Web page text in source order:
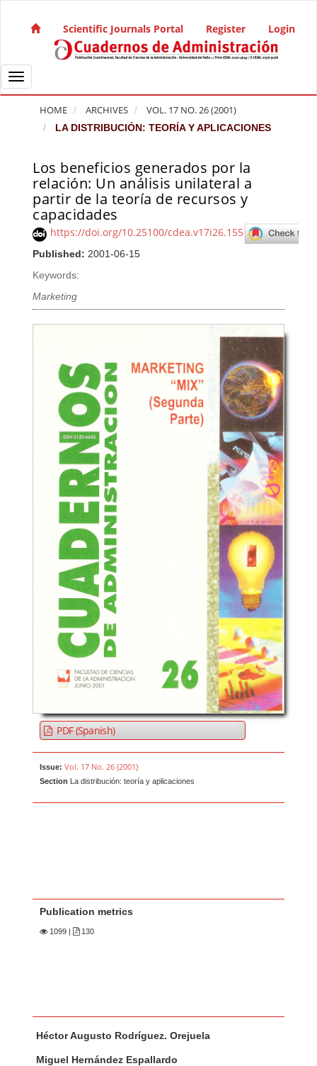
Main Navigation
Main Content
Sidebar
Scientific Journals Portal Register Login
Toggle navigation
HOME ARCHIVES VOL. 17 NO. 26 (2001)
LA DISTRIBUCIÓN: TEORÍA Y APLICACIONES
Los beneficios generados por la
relación: Un análisis unilateral a
partir de la teoría de recursos y
capacidades
https://doi.org/10.25100/cdea.v17i26.155
Published: 2001-06-15
Keywords:
Marketing
Article Sidebar
PDF (Spanish)
Issue: Vol. 17 No. 26 (2001)
Section La distribución: teoría y aplicaciones
Publication metrics
1099 | 130
u
Héctor Augusto Rodríguez. Orejuela
Miguel Hernández Espallardo